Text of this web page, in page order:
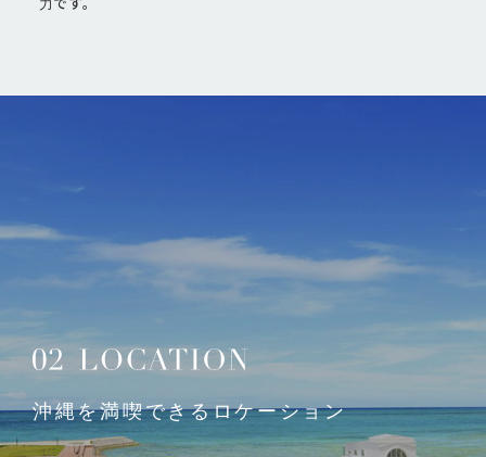
力です。
沖縄を満喫できるロケーション